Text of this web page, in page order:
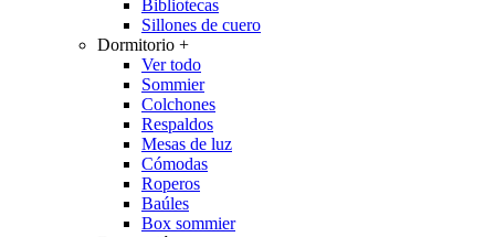
Bibliotecas
Sillones de cuero
Dormitorio +
Ver todo
Sommier
Colchones
Respaldos
Mesas de luz
Cómodas
Roperos
Baúles
Box sommier